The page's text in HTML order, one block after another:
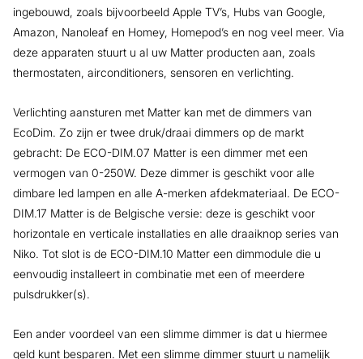
ingebouwd, zoals bijvoorbeeld Apple TV’s, Hubs van Google,
Amazon, Nanoleaf en Homey, Homepod’s en nog veel meer. Via
deze apparaten stuurt u al uw Matter producten aan, zoals
thermostaten, airconditioners, sensoren en verlichting.
Verlichting aansturen met Matter kan met de dimmers van
EcoDim. Zo zijn er twee druk/draai dimmers op de markt
gebracht: De ECO-DIM.07 Matter is een dimmer met een
vermogen van 0-250W. Deze dimmer is geschikt voor alle
dimbare led lampen en alle A-merken afdekmateriaal. De ECO-
DIM.17 Matter is de Belgische versie: deze is geschikt voor
horizontale en verticale installaties en alle draaiknop series van
Niko. Tot slot is de ECO-DIM.10 Matter een dimmodule die u
eenvoudig installeert in combinatie met een of meerdere
pulsdrukker(s).
Een ander voordeel van een slimme dimmer is dat u hiermee
geld kunt besparen. Met een slimme dimmer stuurt u namelijk